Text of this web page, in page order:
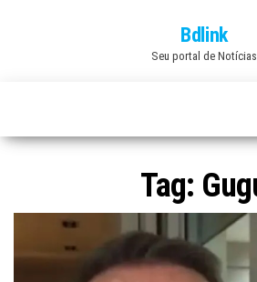
Bdlink
Seu portal de Notícias
Tag: